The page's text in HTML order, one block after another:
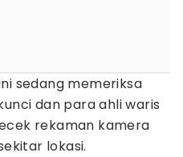
sedang memeriksa
dan para ahli waris
rekaman kamera
lokasi.